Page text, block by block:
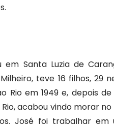
Santa Luzia de
teve 16 filhos, 29
Rio em 1949 e, depois
acabou vindo morar
José foi trabalhar em